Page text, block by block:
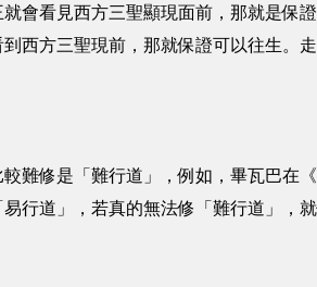
會看見西方三聖顯現面前，那就是保
西方三聖現前，那就保證可以往生。
難修是「難行道」，例如，畢瓦巴在
行道」，若真的無法修「難行道」，